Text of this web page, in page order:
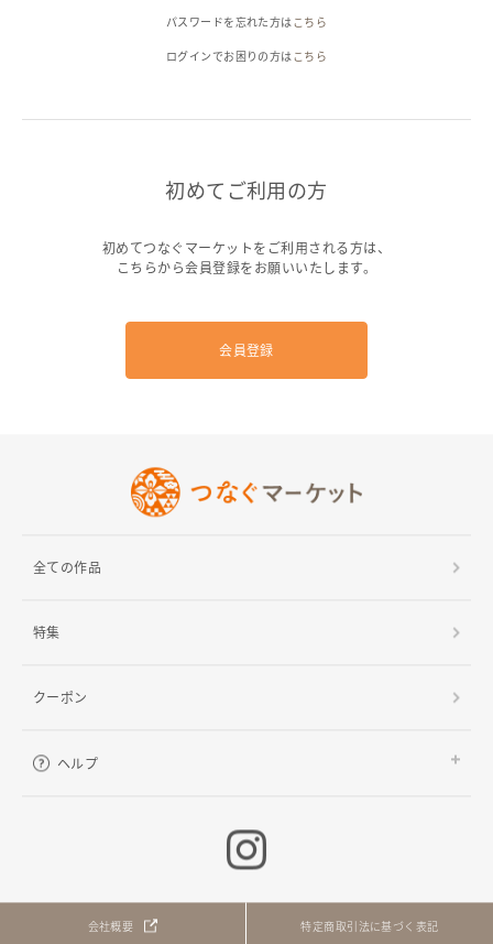
パスワードを忘れた方は こちら
ログインでお困りの方は こちら
初めてご利用の方
初めてつなぐマーケットをご利用される方は、
こちらから会員登録をお願いいたします。
会員登録
全ての作品
特集
クーポン
ヘルプ
会社概要 特定商取引法に基づく表記